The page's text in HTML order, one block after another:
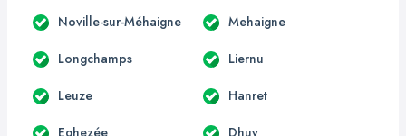
Noville-sur-Méhaigne Mehaigne
Longchamps Liernu
Leuze Hanret
Eghezée Dhuy